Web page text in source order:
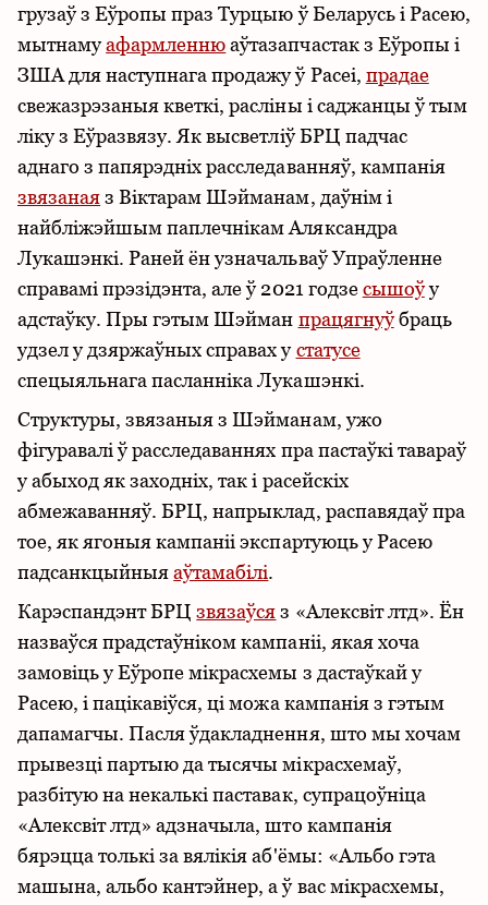
грузаў з Еўропы праз Турцыю ў Беларусь і Расею,
мытнамуафармленнюаўтазапчастак з Еўропы і
ЗША для наступнага продажу ў Расеі, прадае
свежазрэзаныя кветкі, расліны і саджанцы ў тым
ліку з Еўразвязу. Як высветліў БРЦ падчас
аднаго з папярэдніх расследаванняў, кампанія
звязанаяз Віктарам Шэйманам, даўнім і
найбліжэйшым паплечнікам Аляксандра
Лукашэнкі. Раней ён узначальваў Упраўленне
справамі прэзідэнта, але ў 2021 годзесышоўу
адстаўку. Пры гэтым Шэйман працягнуўбраць
удзел у дзяржаўных справах устатусе
спецыяльнага пасланніка Лукашэнкі.
Структуры, звязаныя з Шэйманам, ужо
фігуравалі ў расследаваннях пра пастаўкі тавараў
у абыход як заходніх, так і расейскіх
абмежаванняў. БРЦ, напрыклад, распавядаў пра
тое, як ягоныя кампаніі экспартуюць у Расею
падсанкцыйныяаўтамабілі.
Карэспандэнт БРЦзвязаўсяз «Алексвіт лтд». Ён
назваўся прадстаўніком кампаніі, якая хоча
замовіць у Еўропе мікрасхемы з дастаўкай у
Расею, і пацікавіўся, ці можа кампанія з гэтым
дапамагчы. Пасля ўдакладнення, што мы хочам
прывезці партыю да тысячы мікрасхемаў,
разбітую на некалькі паставак, супрацоўніца
«Алексвіт лтд» адзначыла, што кампанія
бярэцца толькі за вялікія аб'ёмы: «Альбо гэта
машына, альбо кантэйнер, а ў вас мікрасхемы,